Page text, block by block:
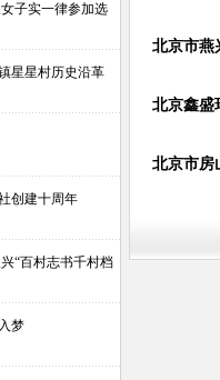
子实一律参加选
星星村历史沿革
创建十周年
“百村志书千村档
梦
北京市燕
北京鑫盛
北京市房